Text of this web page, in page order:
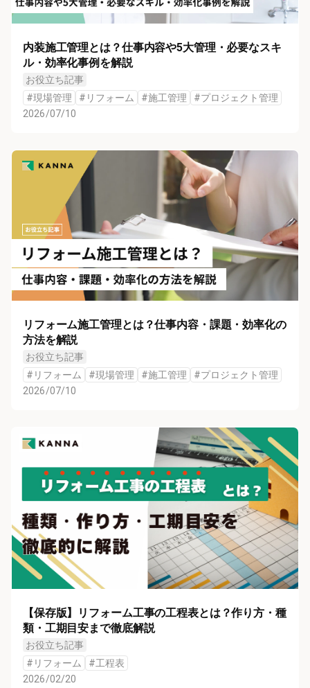
内装施工管理とは？仕事内容や5大管理・必要なスキ
ル・効率化事例を解説
お役立ち記事
#現場管理 # リフォーム #施工管理 #プロジェクト管理
2026/07/10
リフォーム施工管理とは？仕事内容・課題・効率化の
方法を解説
お役立ち記事
# リフォーム #現場管理 #施工管理 #プロジェクト管理
2026/07/10
【保存版】リフォーム工事の工程表とは？作り方・種
類・工期目安まで徹底解説
お役立ち記事
# リフォーム #工程表
2026/02/20